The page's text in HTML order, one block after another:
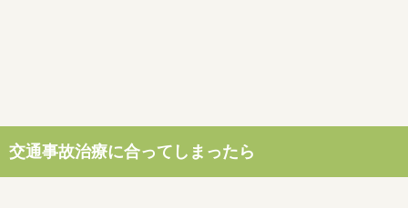
交通事故治療に合ってしまったら